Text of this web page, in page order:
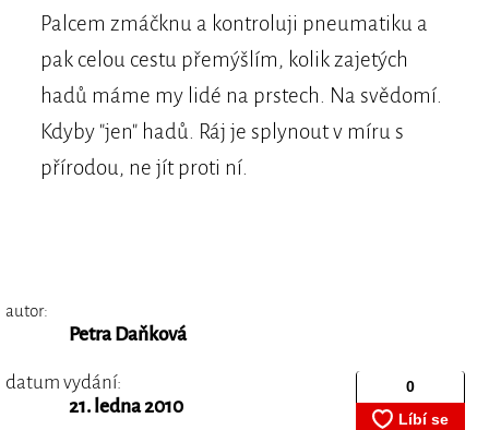
Palcem zmáčknu a kontroluji pneumatiku a
pak celou cestu přemýšlím, kolik zajetých
hadů máme my lidé na prstech. Na svědomí.
Kdyby "jen" hadů. Ráj je splynout v míru s
přírodou, ne jít proti ní.
autor:
Petra Daňková
datum vydání:
21. ledna 2010